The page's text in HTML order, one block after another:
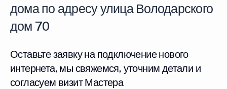
дома по адресу улица Володарского
дом 70
Оставьте заявку на подключение нового
интернета, мы свяжемся, уточним детали и
согласуем визит Мастера